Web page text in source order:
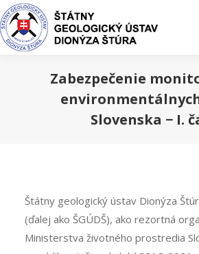
Zabezpečenie
Slovenska − I.
Štátny geologický ústav Dionýza
(ďalej ako ŠGÚDŠ), ako rezortná
Ministerstva životného prostredia